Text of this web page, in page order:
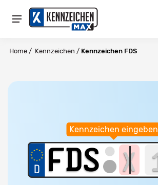
Home / Kennzeichen / Kennzeichen FDS
Kennzeichen eingeben